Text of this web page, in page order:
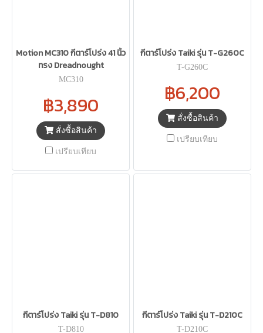
Motion MC310 กีตาร์โปร่ง 41 นิ้ว
ทรง Dreadnought
MC310
฿3,890
สั่งซื้อสินค้า
เปรียบเทียบ
กีตาร์โปร่ง Taiki รุ่น T-G260C
T-G260C
฿6,200
สั่งซื้อสินค้า
เปรียบเทียบ
กีตาร์โปร่ง Taiki รุ่น T-D810
T-D810
กีตาร์โปร่ง Taiki รุ่น T-D210C
T-D210C